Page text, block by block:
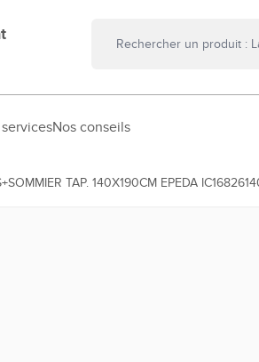
Nos conseils
TAP. 140X190CM EPEDA